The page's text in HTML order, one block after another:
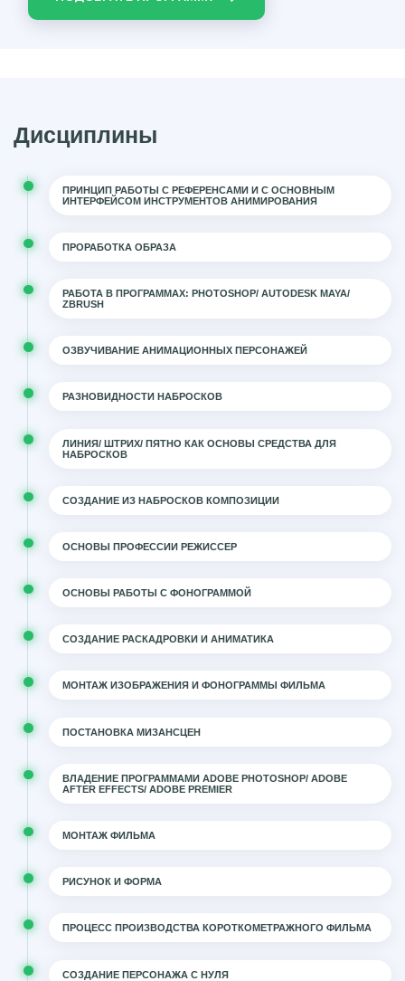
Дисциплины
ПРИНЦИП РАБОТЫ С РЕФЕРЕНСАМИ И С ОСНОВНЫМ
ИНТЕРФЕЙСОМ ИНСТРУМЕНТОВ АНИМИРОВАНИЯ
ПРОРАБОТКА ОБРАЗА
РАБОТА В ПРОГРАММАХ: PHOTOSHOP/ AUTODESK MAYA/
ZBRUSH
ОЗВУЧИВАНИЕ АНИМАЦИОННЫХ ПЕРСОНАЖЕЙ
РАЗНОВИДНОСТИ НАБРОСКОВ
ЛИНИЯ/ ШТРИХ/ ПЯТНО КАК ОСНОВЫ СРЕДСТВА ДЛЯ
НАБРОСКОВ
СОЗДАНИЕ ИЗ НАБРОСКОВ КОМПОЗИЦИИ
ОСНОВЫ ПРОФЕССИИ РЕЖИССЕР
ОСНОВЫ РАБОТЫ С ФОНОГРАММОЙ
СОЗДАНИЕ РАСКАДРОВКИ И АНИМАТИКА
МОНТАЖ ИЗОБРАЖЕНИЯ И ФОНОГРАММЫ ФИЛЬМА
ПОСТАНОВКА МИЗАНСЦЕН
ВЛАДЕНИЕ ПРОГРАММАМИ ADOBE PHOTOSHOP/ ADOBE
AFTER EFFECTS/ ADOBE PREMIER
МОНТАЖ ФИЛЬМА
РИСУНОК И ФОРМА
ПРОЦЕСС ПРОИЗВОДСТВА КОРОТКОМЕТРАЖНОГО ФИЛЬМА
СОЗДАНИЕ ПЕРСОНАЖА С НУЛЯ